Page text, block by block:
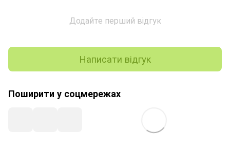
Додайте перший відгук
Написати відгук
Поширити у соцмережах